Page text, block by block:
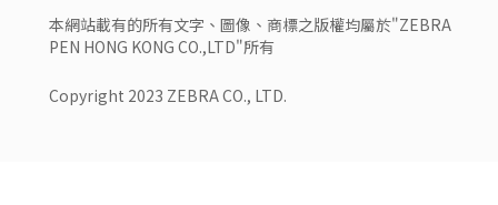
本網站載有的所有文字、圖像、商標之版權均屬於"ZEBRA
PEN HONG KONG CO.,LTD"所有
Copyright 2023 ZEBRA CO., LTD.